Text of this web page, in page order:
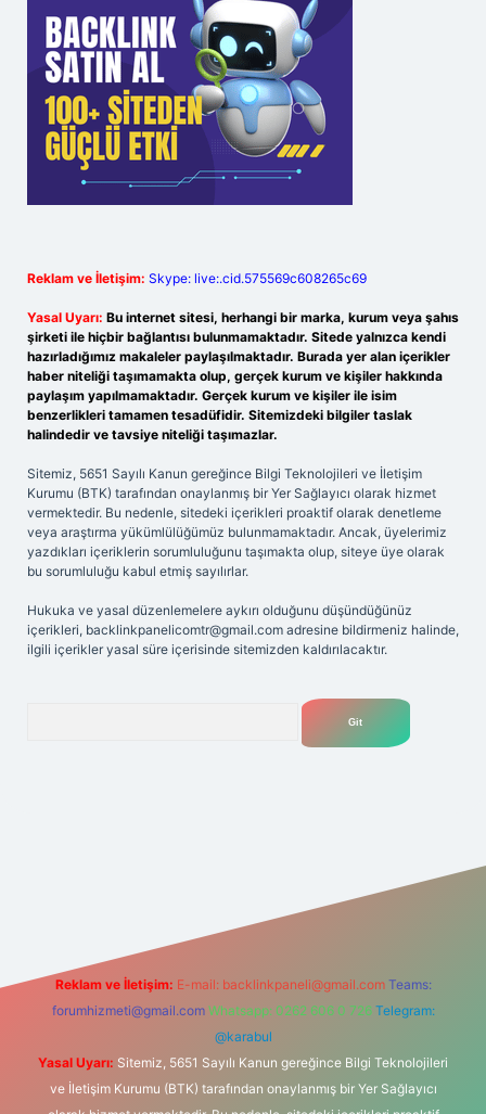
Reklam ve İletişim: Skype: live:.cid.575569c608265c69
Yasal Uyarı: Bu internet sitesi, herhangi bir marka, kurum veya şahıs
şirketi ile hiçbir bağlantısı bulunmamaktadır. Sitede yalnızca kendi
hazırladığımız makaleler paylaşılmaktadır. Burada yer alan içerikler
haber niteliği taşımamakta olup, gerçek kurum ve kişiler hakkında
paylaşım yapılmamaktadır. Gerçek kurum ve kişiler ile isim
benzerlikleri tamamen tesadüfidir. Sitemizdeki bilgiler taslak
halindedir ve tavsiye niteliği taşımazlar.
Sitemiz, 5651 Sayılı Kanun gereğince Bilgi Teknolojileri ve İletişim
Kurumu (BTK) tarafından onaylanmış bir Yer Sağlayıcı olarak hizmet
vermektedir. Bu nedenle, sitedeki içerikleri proaktif olarak denetleme
veya araştırma yükümlülüğümüz bulunmamaktadır. Ancak, üyelerimiz
yazdıkları içeriklerin sorumluluğunu taşımakta olup, siteye üye olarak
bu sorumluluğu kabul etmiş sayılırlar.
Hukuka ve yasal düzenlemelere aykırı olduğunu düşündüğünüz
içerikleri, backlinkpanelicomtr@gmail.com adresine bildirmeniz halinde,
ilgili içerikler yasal süre içerisinde sitemizden kaldırılacaktır.
Reklam ve İletişim: E-mail: backlinkpaneli@gmail.com Teams:
forumhizmeti@gmail.com Whatsapp: 0262 606 0 726 Telegram:
@karabul
Yasal Uyarı: Sitemiz, 5651 Sayılı Kanun gereğince Bilgi Teknolojileri
ve İletişim Kurumu (BTK) tarafından onaylanmış bir Yer Sağlayıcı